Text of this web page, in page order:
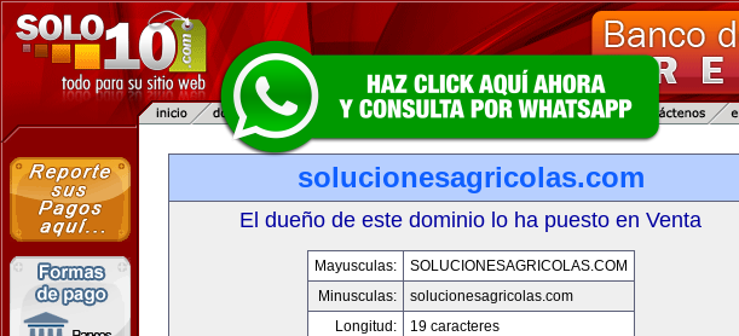
solucionesagricolas.com
El dueño de este dominio lo ha puesto en Venta
Mayusculas:
SOLUCIONESAGRICOLAS.COM
Minusculas:
solucionesagricolas.com
Longitud:
19 caracteres